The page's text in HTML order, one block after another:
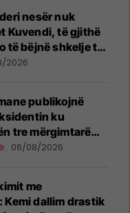
nesër nuk
Kuvendi, të gjithë
të bëjnë shkelje të
2026
publikojnë
ku
tre mërgimtarë
e Ferizajt
06/08/2026
me
dallim drastik